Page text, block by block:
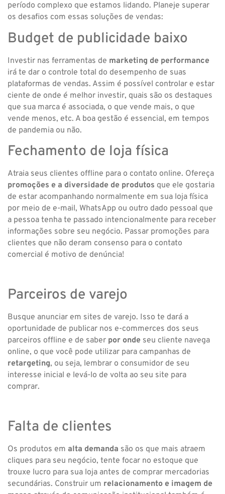
período complexo que estamos lidando. Planeje superar
os desafios com essas soluções de vendas:
Budget de publicidade baixo
Investir nas ferramentas de marketing de performance
irá te dar o controle total do desempenho de suas
plataformas de vendas. Assim é possível controlar e estar
ciente de onde é melhor investir, quais são os destaques
que sua marca é associada, o que vende mais, o que
vende menos, etc. A boa gestão é essencial, em tempos
de pandemia ou não.
Fechamento de loja física
Atraia seus clientes offline para o contato online. Ofereça
promoções e a diversidade de produtos que ele gostaria
de estar acompanhando normalmente em sua loja física
por meio de e-mail, WhatsApp ou outro dado pessoal que
a pessoa tenha te passado intencionalmente para receber
informações sobre seu negócio. Passar promoções para
clientes que não deram consenso para o contato
comercial é motivo de denúncia!
Parceiros de varejo
Busque anunciar em sites de varejo. Isso te dará a
oportunidade de publicar nos e-commerces dos seus
parceiros offline e de saber por onde seu cliente navega
online, o que você pode utilizar para campanhas de
retargeting, ou seja, lembrar o consumidor de seu
interesse inicial e levá-lo de volta ao seu site para
comprar.
Falta de clientes
Os produtos em alta demanda são os que mais atraem
cliques para seu negócio, tente focar no estoque que
trouxe lucro para sua loja antes de comprar mercadorias
secundárias. Construir um relacionamento e imagem de